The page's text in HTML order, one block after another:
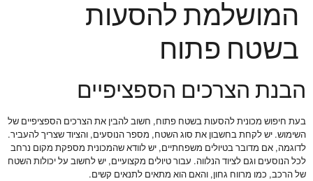
המושלמת להסעות
בשטח פתוח
הבנת הצרכים הספציפיים
בעת חיפוש מכונית להסעות בשטח פתוח, חשוב להבין את הצרכים הספציפיים של
השימוש. יש לקחת בחשבון את סוג השטח, מספר הנוסעים, והציוד שצריך להעביר.
לדוגמה, אם מדובר בטיולים משפחתיים, יש לוודא שהמכונית מספקת מקום נרחב
לכל הנוסעים וגם לציוד הנלווה. עבור טיולים מקצועיים, יש לחשוב על יכולות השטח
של הרכב, כמו מרווח גחון, והאם הוא מתאים לתנאים קשים.